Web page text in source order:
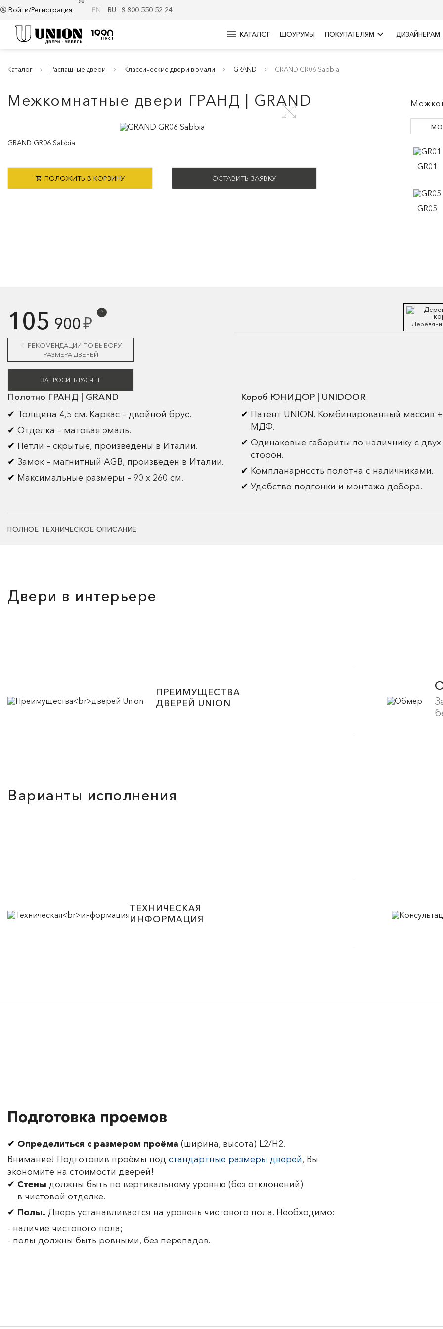
Войти/Регистрация EN RU 8 800 550 52 24
menu КАТАЛОГ ШОУРУМЫ ПОКУПАТЕЛЯМ keyboard_arrow_right ДИЗАЙНЕРАМ
Каталог Распашные двери Классические двери в эмали GRAND GRAND GR06 Sabbia
Межкомнатные двери ГРАНД | GRAND
GRAND GR06 Sabbia
ПОЛОЖИТЬ В КОРЗИНУ ОСТАВИТЬ ЗАЯВКУ
GR01
GR05
105 900₽
?
РЕКОМЕНДАЦИИ ПО ВЫБОРУ
РАЗМЕРА ДВЕРЕЙ
ЗАПРОСИТЬ РАСЧЁТ
Полотно ГРАНД | GRAND
Толщина 4,5 см. Каркас – двойной брус.
Отделка – матовая эмаль.
Петли – скрытые, произведены в Италии.
Замок – магнитный AGB, произведен в Италии.
Максимальные размеры – 90 х 260 см.
Короб ЮНИДОР | UNIDOOR
Патент UNION. Комбинированный массив +
МДФ.
Одинаковые габариты по наличнику с двух
сторон.
Компланарность полотна с наличниками.
Удобство подгонки и монтажа добора.
ПОЛНОЕ ТЕХНИЧЕСКОЕ ОПИСАНИЕ
Двери в интерьере
ПРЕИМУЩЕСТВА
ДВЕРЕЙ UNION
Варианты исполнения
ТЕХНИЧЕСКАЯ
ИНФОРМАЦИЯ
Подготовка проемов
Определиться с размером проёма (ширина, высота) L2/H2.
Внимание! Подготовив проёмы под стандартные размеры дверей, Вы
экономите на стоимости дверей!
Стены должны быть по вертикальному уровню (без отклонений)
в чистовой отделке.
Полы. Дверь устанавливается на уровень чистового пола. Необходимо:
- наличие чистового пола;
- полы должны быть ровными, без перепадов.